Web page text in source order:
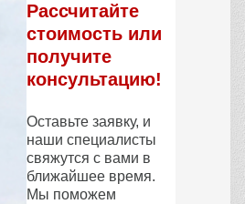
Рассчитайте
стоимость или
получите
консультацию!
Оставьте заявку, и
наши специалисты
свяжутся с вами в
ближайшее время.
Мы поможем